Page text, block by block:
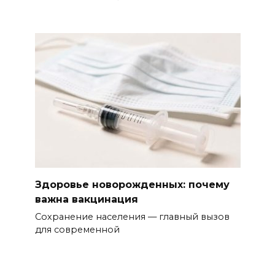
Здоровье новорожденных: почему
важна вакцинация
Сохранение населения — главный вызов
для современной